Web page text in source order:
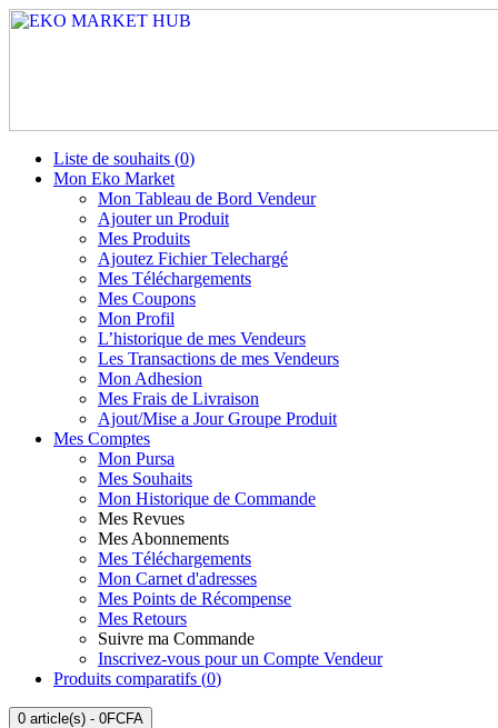
Liste de souhaits (0)
Mon Eko Market
Mon Tableau de Bord Vendeur
Ajouter un Produit
Mes Produits
Ajoutez Fichier Telechargé
Mes Téléchargements
Mes Coupons
Mon Profil
L’historique de mes Vendeurs
Les Transactions de mes Vendeurs
Mon Adhesion
Mes Frais de Livraison
Ajout/Mise a Jour Groupe Produit
Mes Comptes
Mon Pursa
Mes Souhaits
Mon Historique de Commande
Mes Revues
Mes Abonnements
Mes Téléchargements
Mon Carnet d'adresses
Mes Points de Récompense
Mes Retours
Suivre ma Commande
Inscrivez-vous pour un Compte Vendeur
Produits comparatifs (0)
0 article(s) - 0FCFA